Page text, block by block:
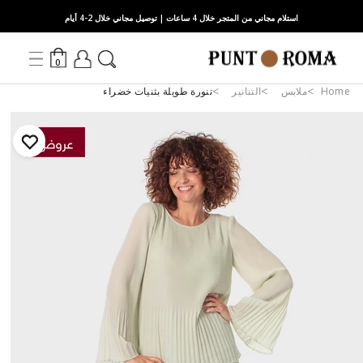
استلام مجاني من المتجر خلال 4 ساعات | توصيل مجاني خلال 2-4 أيام
0
Home ملابس التنانير تنورة طويلة بثنيات خضراء